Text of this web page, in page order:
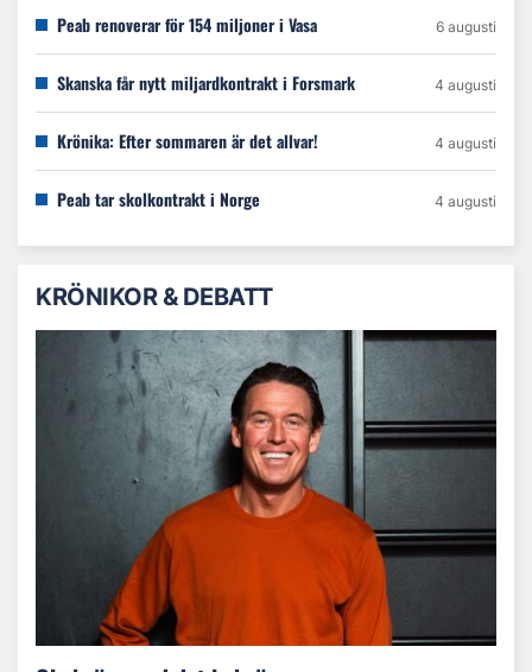
Peab renoverar för 154 miljoner i Vasa 6 augusti
Skanska får nytt miljardkontrakt i Forsmark 4 augusti
Krönika: Efter sommaren är det allvar! 4 augusti
Peab tar skolkontrakt i Norge 4 augusti
KRÖNIKOR & DEBATT